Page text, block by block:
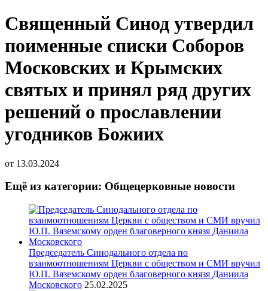
Священный Синод утвердил
поименные списки Соборов
Московских и Крымских
святых и принял ряд других
решений о прославлении
угодников Божиих
от 13.03.2024
Ещё из категории: Общецерковные новости
Председатель Синодального отдела по
взаимоотношениям Церкви с обществом и СМИ вручил
Ю.П. Вяземскому орден благоверного князя Даниила
Московского 25.02.2025